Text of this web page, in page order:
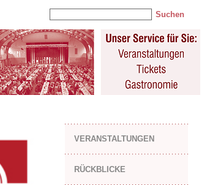
Suchen
VERANSTALTUNGEN
RÜCKBLICKE